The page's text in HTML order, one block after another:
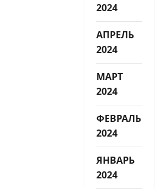
2024
АПРЕЛЬ
2024
МАРТ
2024
ФЕВРАЛЬ
2024
ЯНВАРЬ
2024